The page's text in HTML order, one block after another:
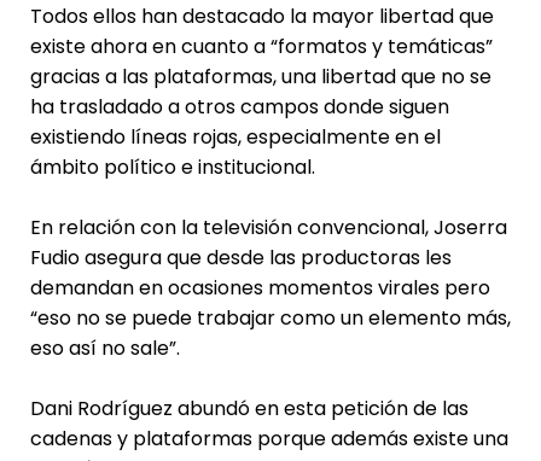
Todos ellos han destacado la mayor libertad que
existe ahora en cuanto a “formatos y temáticas”
gracias a las plataformas, una libertad que no se
ha trasladado a otros campos donde siguen
existiendo líneas rojas, especialmente en el
ámbito político e institucional.
En relación con la televisión convencional, Joserra
Fudio asegura que desde las productoras les
demandan en ocasiones momentos virales pero
“eso no se puede trabajar como un elemento más,
eso así no sale”.
Dani Rodríguez abundó en esta petición de las
cadenas y plataformas porque además existe una